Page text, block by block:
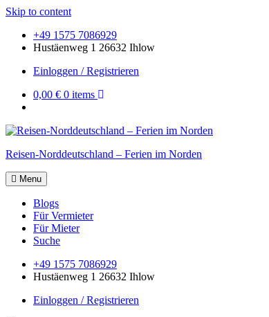
Skip to content
+49 1575 7086929
Hustäenweg 1 26632 Ihlow
Einloggen / Registrieren
0,00 € 0 items
Reisen-Norddeutschland – Ferien im Norden
Menu
Blogs
Für Vermieter
Für Mieter
Suche
+49 1575 7086929
Hustäenweg 1 26632 Ihlow
Einloggen / Registrieren